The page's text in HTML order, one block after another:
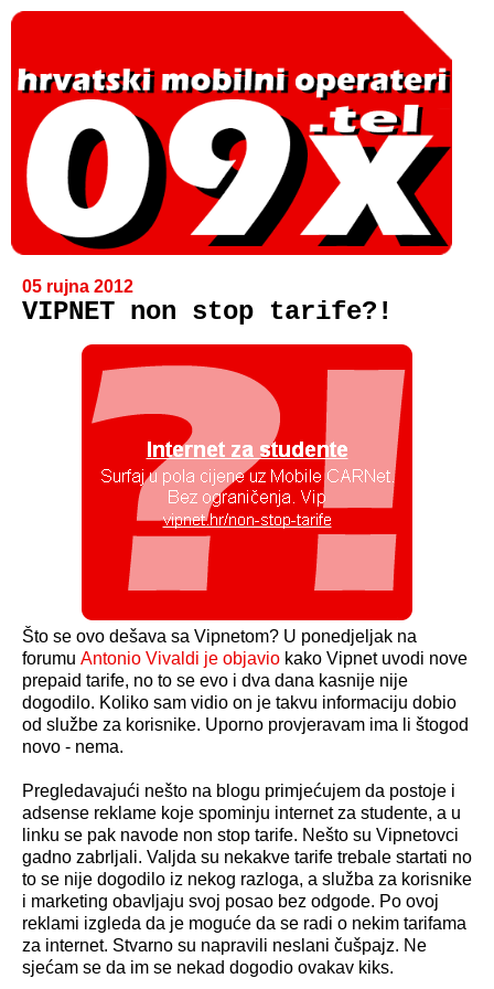
05 rujna 2012
VIPNET non stop tarife?!
Što se ovo dešava sa Vipnetom? U ponedjeljak na
forumu Antonio Vivaldi je objavio kako Vipnet uvodi nove
prepaid tarife, no to se evo i dva dana kasnije nije
dogodilo. Koliko sam vidio on je takvu informaciju dobio
od službe za korisnike. Uporno provjeravam ima li štogod
novo - nema.
Pregledavajući nešto na blogu primjećujem da postoje i
adsense reklame koje spominju internet za studente, a u
linku se pak navode non stop tarife. Nešto su Vipnetovci
gadno zabrljali. Valjda su nekakve tarife trebale startati no
to se nije dogodilo iz nekog razloga, a služba za korisnike
i marketing obavljaju svoj posao bez odgode. Po ovoj
reklami izgleda da je moguće da se radi o nekim tarifama
za internet. Stvarno su napravili neslani čušpajz. Ne
sjećam se da im se nekad dogodio ovakav kiks.